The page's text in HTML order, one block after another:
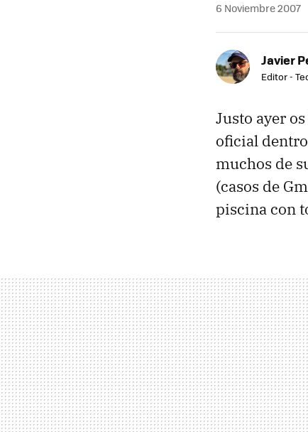
6 Noviembre 2007
Javier
Editor -
Justo ayer
oficial
muchos de
(casos de
piscina con